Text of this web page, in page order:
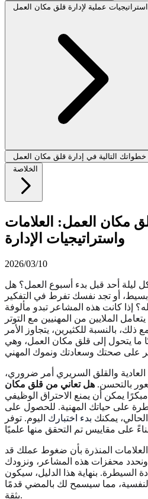
استراتيجيات عملية لإدارة قلق مكان العمل
خطواتك التالية في إدارة قلق مكان العمل
الخلاصة
مكان العمل: العلامات
واستراتيجيات الإدارة
2026/03/10
ليلة أحد قبل بدء أسبوع العمل؟ هل
أو تجد نفسك تفرط في التفكير
إذا كانت هذه المشاعر تبدو مألوفة
الملايين من المهنيين مع التوتر
ذلك، بالنسبة للكثيرين، يتجاوز الأمر
يتحول إلى قلق مكان العمل، وهي
والقلق السريري أمر ضروري،
بالتحسن. هل تعاني من قلق مكان
يمكن أن يمنع الاحتراق الوظيفي
على حياتك المهنية. للحصول على
يمكنك بدء اختبارك اليوم. توفر
المنذرة بأن ضغوط عملك قد
ونحدد محفزات هذه المشاعر، ونزودك
السيطرة. بنهاية هذا الدليل، سيكون
مما سيسمح لك بالمضي قدمًا
بثقة.